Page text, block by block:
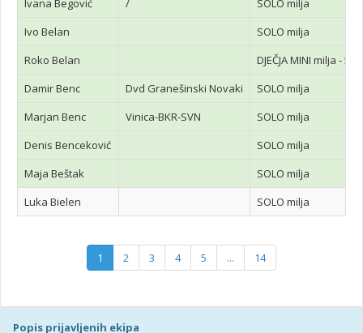
Ivana Begović
/
SOLO milja
Ivo Belan
SOLO milja
Roko Belan
DJEČJA MINI milja - 5.
Damir Benc
Dvd Granešinski Novaki
SOLO milja
Marjan Benc
Vinica-BKR-SVN
SOLO milja
Denis Benceković
SOLO milja
Maja Beštak
SOLO milja
Luka Bielen
SOLO milja
1 2 3 4 5 ... 14
Popis prijavljenih ekipa